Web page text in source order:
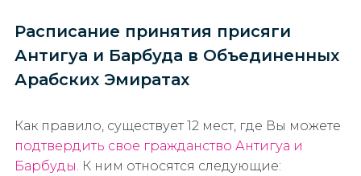
Расписание принятия присяги
Антигуа и Барбуда в Объединенных
Арабских Эмиратах
Как правило, существует 12 мест, где Вы можете
подтвердить свое гражданство Антигуа и
Барбуды. К ним относятся следующие: